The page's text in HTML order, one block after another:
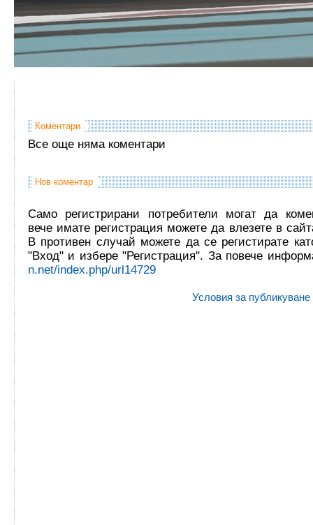
Коментари
Все още няма коментари
Нов коментар
Само регистрирани потребители могат да
вече имате регистрация можете да влезете в
В противен случай можете да се регистирате
"Вход" и избере "Регистрация". За повече
n.net/index.php/url14729
Условия за